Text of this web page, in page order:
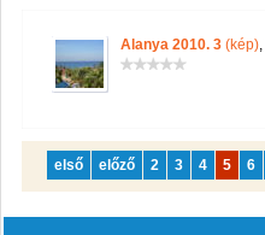
Alanya 2010. 3 (kép),
első előző 2 3 4 5 6